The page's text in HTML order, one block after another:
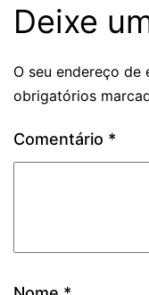
Deixe
O seu endereço de
obrigatórios
Comentário *